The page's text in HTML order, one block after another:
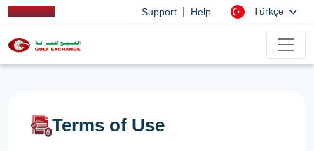
Support Help Türkçe
Terms of Use